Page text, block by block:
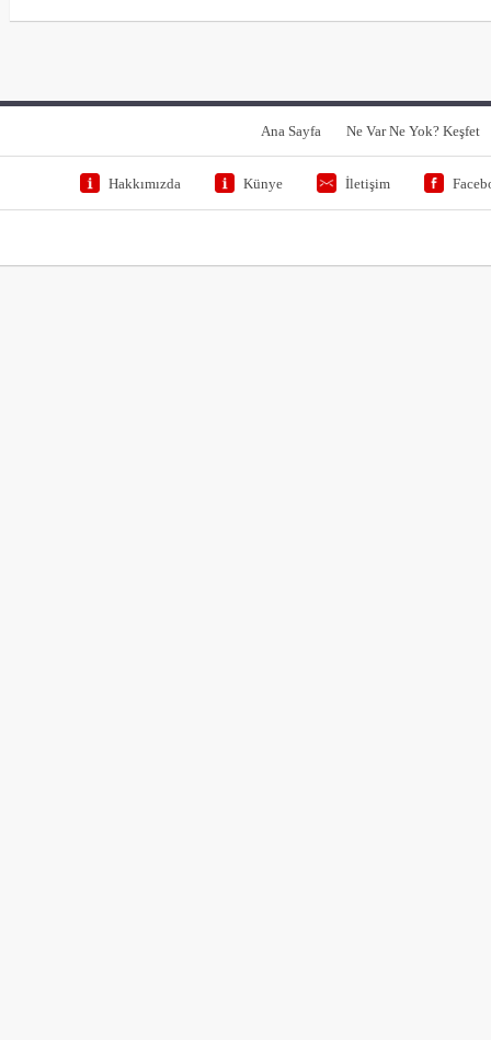
Ana Sayfa Ne Var Ne Yok? Keşfet
Hakkımızda Künye İletişim